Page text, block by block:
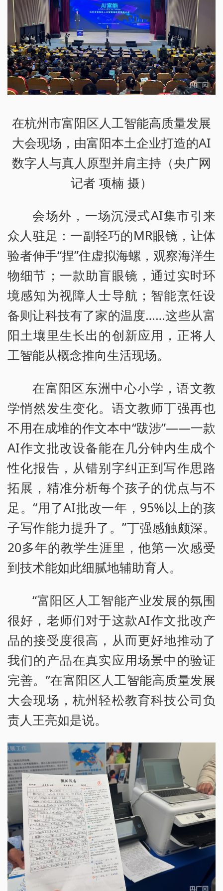
在杭州市富阳区人工智能高质量发展
大会现场，由富阳本土企业打造的AI
数字人与真人原型并肩主持（央广网
记者 项楠 摄）
会场外，一场沉浸式AI集市引来
众人驻足：一副轻巧的MR眼镜，让体
验者伸手“捏”住虚拟海螺，观察海洋生
物细节；一款助盲眼镜，通过实时环
境感知为视障人士导航；智能烹饪设
备则让科技有了家的温度……这些从富
阳土壤里生长出的创新应用，正将人
工智能从概念推向生活现场。
在富阳区东洲中心小学，语文教
学悄然发生变化。语文教师丁强再也
不用在成堆的作文本中“跋涉”——一款
AI作文批改设备能在几分钟内生成个
性化报告，从错别字纠正到写作思路
拓展，精准分析每个孩子的优点与不
足。“用了AI批改一年，95%以上的孩
子写作能力提升了。”丁强感触颇深。
20多年的教学生涯里，他第一次感受
到技术能如此细腻地辅助育人。
“富阳区人工智能产业发展的氛围
很好，老师们对于这款AI作文批改产
品的接受度很高，从而更好地推动了
我们的产品在真实应用场景中的验证
完善。”在富阳区人工智能高质量发展
大会现场，杭州轻松教育科技公司负
责人王亮如是说。